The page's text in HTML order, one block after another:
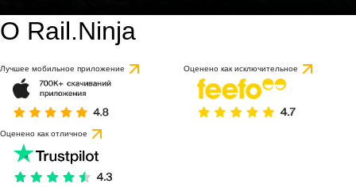
О Rail.Ninja
Лучшее мобильное приложение Оценено как исключительное
Оценено как отличное